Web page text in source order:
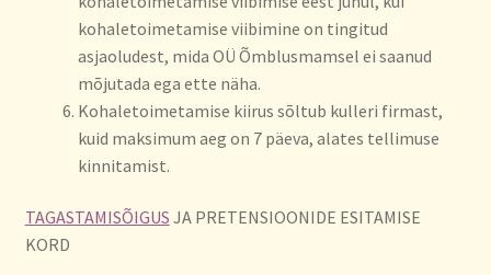
kohaletoimetamise viibimine on tingitud
asjaoludest, mida OÜ Õmblusmamsel ei saanud
mõjutada ega ette näha.
Kohaletoimetamise kiirus sõltub kulleri firmast,
kuid maksimum aeg on 7 päeva, alates tellimuse
kinnitamist.
TAGASTAMISÕIGUS JA PRETENSIOONIDE ESITAMISE
KORD